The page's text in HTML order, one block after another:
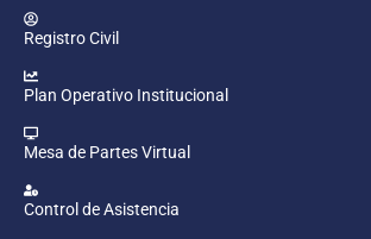
Registro Civil
Plan Operativo Institucional
Mesa de Partes Virtual
Control de Asistencia